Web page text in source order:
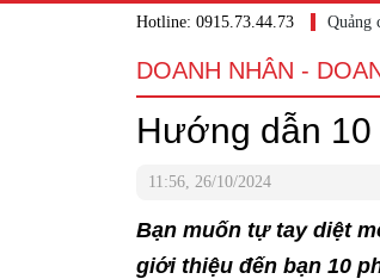
DU LỊCH - ẨM THỰC
ĐẶT BÁO BẠN CẦN BIẾT
MỘT LƯỚT HIỂU LUẬT NHỊP
Hotline: 0915.73.44.73 Quảng
DOANH NHÂN -
Hướng dẫn
11:56, 26/10/2024
Bạn muốn tự tay diệt
giới thiệu đến bạn 10